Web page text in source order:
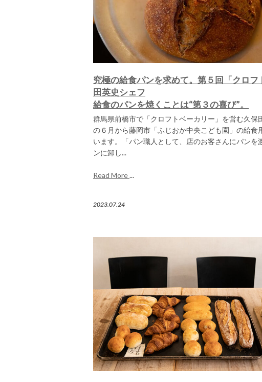
究極の給食パンを求めて。第５回「クロ
田英史シェフ
給食のパンを焼くことは“第３の喜び”。
群馬県前橋市で「クロフトベーカリー」を営む久保
の６月から藤岡市「ふじおか中央こども園」の給食
います。「パン職人として、店のお客さんにパンを
ンに卸し...
Read More...
2023.07.24